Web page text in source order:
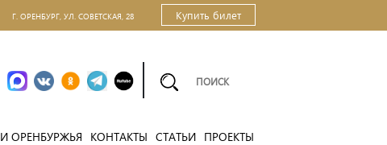
Г. ОРЕНБУРГ, УЛ. СОВЕТСКАЯ, 28 Купить билет
ОРЕНБУРЖЬЯ КОНТАКТЫ СТАТЬИ ПРОЕКТЫ